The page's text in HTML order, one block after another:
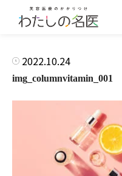
2022.10.24
img_columnvitamin_001